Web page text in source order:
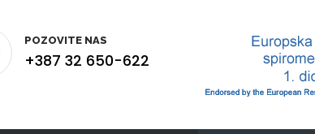
POZOVITE NAS
+387 32 650-622